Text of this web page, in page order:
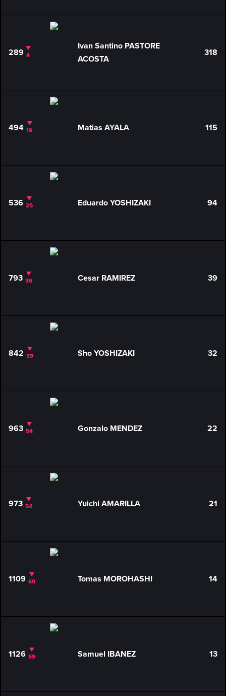
289 4
Ivan Santino PASTORE
ACOSTA
318
494 19 Matias AYALA 115
536 25 Eduardo YOSHIZAKI 94
793 36 Cesar RAMIREZ 39
842 39 Sho YOSHIZAKI 32
963 54 Gonzalo MENDEZ 22
973 54 Yuichi AMARILLA 21
1109 60 Tomas MOROHASHI 14
1126 59 Samuel IBANEZ 13